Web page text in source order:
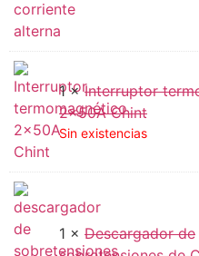
1 ×Interruptor
2x50A Chint
Sin existencias
1 × Descargador de